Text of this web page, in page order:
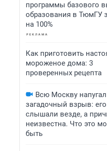
программы базового
образования в ТюмГУ
на 100%
Как приготовить
мороженое дома: 3
проверенных рецепта
Всю Москву напугал
загадочный взрыв:
слышали везде, а
неизвестна. Что это
быть